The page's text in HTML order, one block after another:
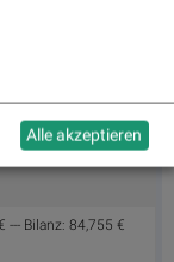
bzw. aus meinem
dürfte das auch
90 % Kursrückgang
Entwicklungen.
€ --- Bilanz
Bilanz: 84,755 €
Alle akzeptieren